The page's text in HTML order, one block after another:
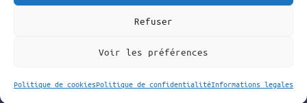
Refuser
Voir les préférences
Politique de cookiesPolitique de confidentialitéInformations legales